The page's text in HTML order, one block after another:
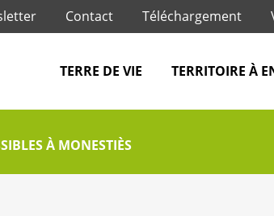
Jump to navigation
Contact Téléchargement
TERRE DE VIE TERRITOIRE À
À MONESTIÈS